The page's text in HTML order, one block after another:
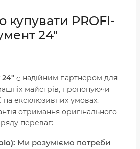
купувати PROFI-
24"
24" є надійним партнером для
майстрів, пропонуючи
на ексклюзивних умовах.
отримання оригінального
переваг:
Ми розуміємо потреби